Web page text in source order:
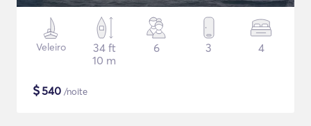
Veleiro
34 ft
10 m
6 3 4
$540 /noite